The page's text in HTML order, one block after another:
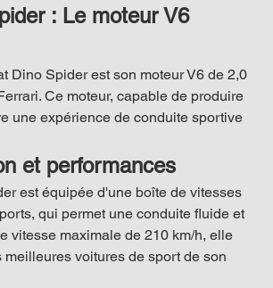
: Le moteur V6
Dino Spider est son moteur V6 de 2,0
Ce moteur, capable de produire
une expérience de conduite sportive
et performances
est équipée d'une boîte de vitesses
qui permet une conduite fluide et
vitesse maximale de 210 km/h, elle
voitures de sport de son